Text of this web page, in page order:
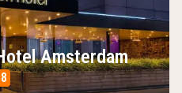
Amsterdam